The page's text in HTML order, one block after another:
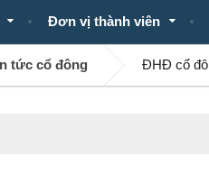
Đơn vị thành viên
tức cổ đông ĐHĐ cổ